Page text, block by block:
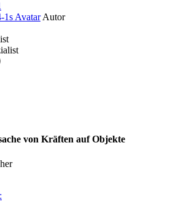
Autor
von Kräften auf Objekte